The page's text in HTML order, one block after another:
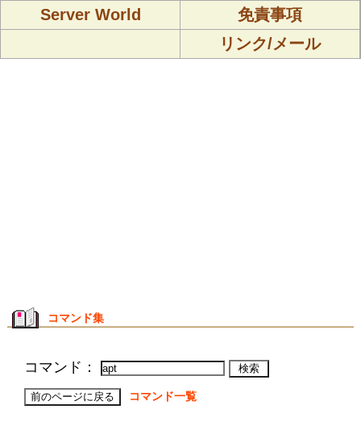
Server World
免責事項
リンク/メール
コマンド集
コマンド：
コマンド一覧